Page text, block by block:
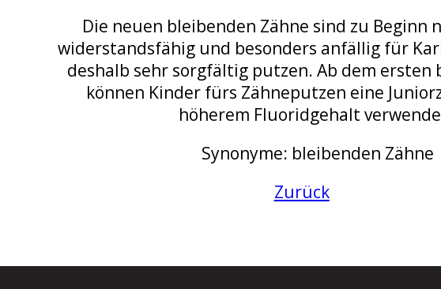
Die neuen bleibenden Zähne sind zu Beginn
widerstandsfähig und besonders anfällig für
deshalb sehr sorgfältig putzen. Ab dem ersten
können Kinder fürs Zähneputzen eine
höherem Fluoridgehalt
Synonyme: bleibenden Zähne
Zurück